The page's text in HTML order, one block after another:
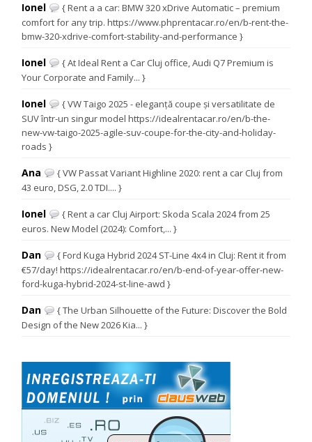
Ionel
{ Rent a a car: BMW 320 xDrive Automatic – premium
comfort for any trip. https://www.phprentacar.ro/en/b-rent-the-
bmw-320-xdrive-comfort-stability-and-performance }
Ionel
{ At Ideal Rent a Car Cluj office, Audi Q7 Premium is
Your Corporate and Family... }
Ionel
{ VW Taigo 2025 - eleganță coupe și versatilitate de
SUV într-un singur model https://idealrentacar.ro/en/b-the-
new-vw-taigo-2025-agile-suv-coupe-for-the-city-and-holiday-
roads }
Ana
{ VW Passat Variant Highline 2020: rent a car Cluj from
43 euro, DSG, 2.0 TDI.... }
Ionel
{ Rent a car Cluj Airport: Skoda Scala 2024 from 25
euros. New Model (2024): Comfort,... }
Dan
{ Ford Kuga Hybrid 2024 ST-Line 4x4 in Cluj: Rent it from
€57/day! https://idealrentacar.ro/en/b-end-of-year-offer-new-
ford-kuga-hybrid-2024-st-line-awd }
Dan
{ The Urban Silhouette of the Future: Discover the Bold
Design of the New 2026 Kia... }